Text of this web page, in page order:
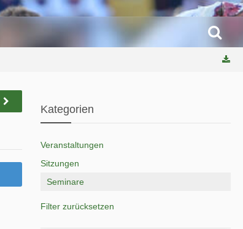
Kategorien
Veranstaltungen
Sitzungen
Seminare
Filter zurücksetzen